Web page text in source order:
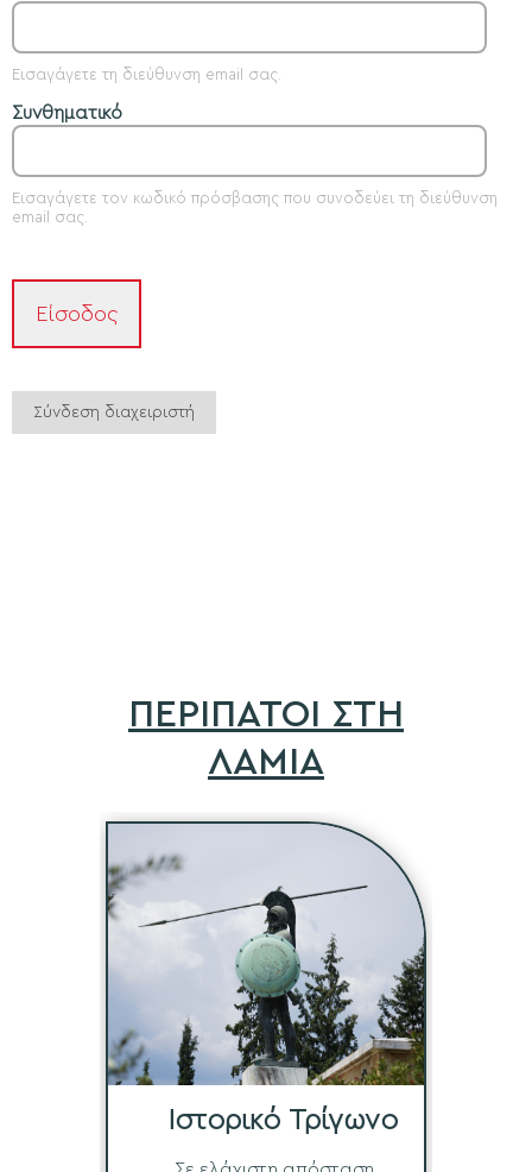
Εισαγάγετε τη διεύθυνση email σας.
Συνθηματικό
Εισαγάγετε τον κωδικό πρόσβασης που συνοδεύει τη διεύθυνση
email σας.
ΠΕΡΙΠΑΤΟΙ ΣΤΗ
ΛΑΜΙΑ
Ιστορικό Τρίγωνο